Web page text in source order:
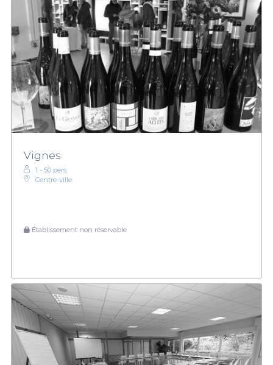
Vignes
1 - 50 pers.
Centre-ville
Établissement non réservable